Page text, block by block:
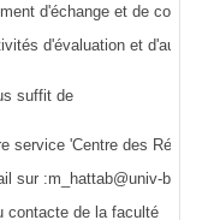
d'échange et de
d'évaluation et d'auto-
suffit de
service 'Centre des
sur :m_hattab@univ-
contacte de la faculté